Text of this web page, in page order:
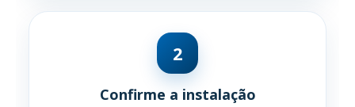
2
Confirme a instalação